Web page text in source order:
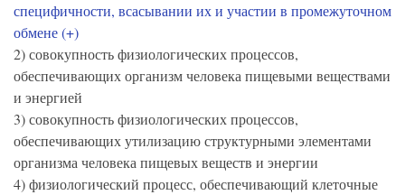
специфичности, всасывании их и участии в промежуточном
обмене (+)
2) совокупность физиологических процессов,
обеспечивающих организм человека пищевыми веществами
и энергией
3) совокупность физиологических процессов,
обеспечивающих утилизацию структурными элементами
организма человека пищевых веществ и энергии
4) физиологический процесс, обеспечивающий клеточные